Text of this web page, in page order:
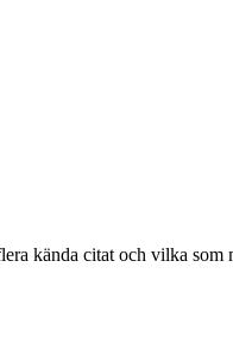
kända citat och vilka som